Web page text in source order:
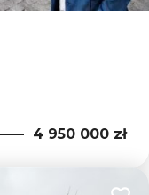
© OpenStreetMap contributors
4 950 000 zł